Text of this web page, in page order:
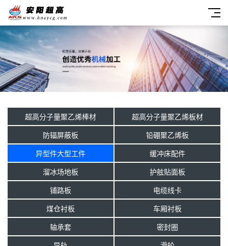
超高分子量聚乙烯棒材
超高分子量聚乙烯板材
防辐屏蔽板
铅硼聚乙烯板
异型件大型工件
缓冲床配件
溜冰场地板
护舷贴面板
铺路板
电缆线卡
煤仓衬板
车厢衬板
轴承套
密封圈